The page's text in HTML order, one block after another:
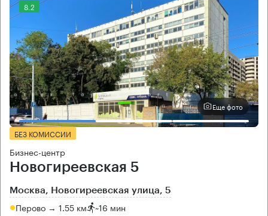
8.2
Еще фото
БЕЗ КОМИССИИ
Бизнес-центр
Новогиреевская 5
Москва, Новогиреевская улица, 5
Перово → 1.55 км ~16 мин